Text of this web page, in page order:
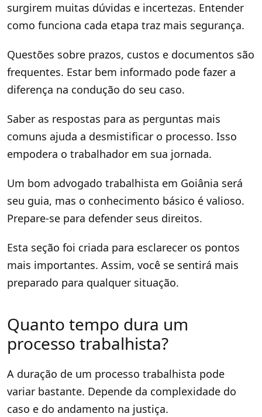
surgirem muitas dúvidas e incertezas. Entender
como funciona cada etapa traz mais segurança.
Questões sobre prazos, custos e documentos são
frequentes. Estar bem informado pode fazer a
diferença na condução do seu caso.
Saber as respostas para as perguntas mais
comuns ajuda a desmistificar o processo. Isso
empodera o trabalhador em sua jornada.
Um bom advogado trabalhista em Goiânia será
seu guia, mas o conhecimento básico é valioso.
Prepare-se para defender seus direitos.
Esta seção foi criada para esclarecer os pontos
mais importantes. Assim, você se sentirá mais
preparado para qualquer situação.
Quanto tempo dura um
processo trabalhista?
A duração de um processo trabalhista pode
variar bastante. Depende da complexidade do
caso e do andamento na justiça.